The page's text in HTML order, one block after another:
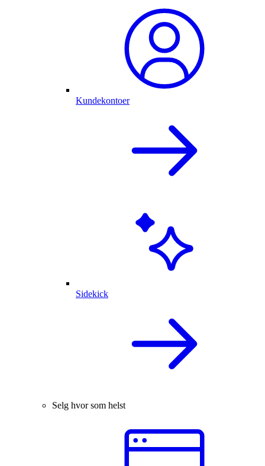
Kundekontoer
Sidekick
Selg hvor som helst